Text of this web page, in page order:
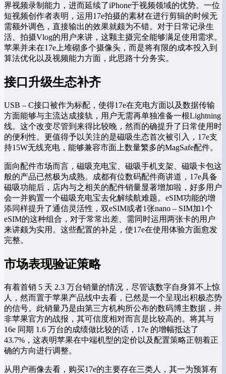
界视频录制能力，进而延续了iPhone于视频领域的优势。一位
短视频创作者表明，运用17e拍摄的素材在进行剪辑的时候无
需额外调色，直接输出的效果就颇为不错。对于日常记录生
活、拍摄Vlog的用户来讲，这颗主摄完全能够满足使用需求。
苹果并未在17e上堆砌多个摄像头，而是将有限的成本投入到
算法优化以及视频能力方面，此思路十分务实。
接口升级生态补齐
USB – C接口被作为标配，使得17e在充电方面以及数据传输
方面能够与主流达成接轨，用户无需再单独准备一根Lightning
线。这个改变尽管到来得比较晚，然而的确提升了日常使用时
的便利性。更值得予以关注的是磁吸生态首次被引入，17e支
持15W无线充电，能够兼容市面上数量繁多的MagSafe配件。
面向配件市场而言，磁吸充电宝、磁吸手机支架、磁吸卡包这
般的产品已然极为成熟。成都有位数码配件商讲道，17e具备
磁吸功能后，店内与之相关的配件销量显著增加啦，好多用户
会一并购置一个磁吸充电宝去化解续航难题。eSIM功能的增
添同样提升了通信灵活性，双eSIM或者1张nano – SIM加1个
eSIM的这种组合，对于常常出差、需同时运用两张卡的用户
来讲颇为实用。这些配置的补足，使17e在使用体验方面愈发
完整。
市场表现验证策略
有着首销 5 天 2.3 万台销量的情况，尽管该数字自身算不上惊
人，然而置于苹果产品线中去看，已然是一个呈现出积极态势
的信号。此销量乃是由第三方机构所公布的数码博主数据，并
非苹果官方的战报，其可信度相对而言是比较高的。将其与
16e 同期 1.6 万台的成绩做比较的话，17e 的增幅抵达了
43.7%，这表明苹果在中端机型的定价以及配置策略正朝着正
确的方向进行调整。
从用户画像去看，购买17e的主要存在三类人，其一为预算有